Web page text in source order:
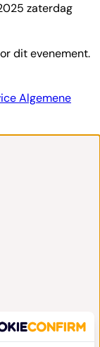
zaterdag
dit evenement.
Algemene